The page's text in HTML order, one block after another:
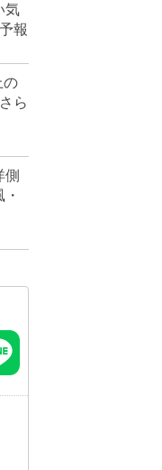
気
報
の
ら